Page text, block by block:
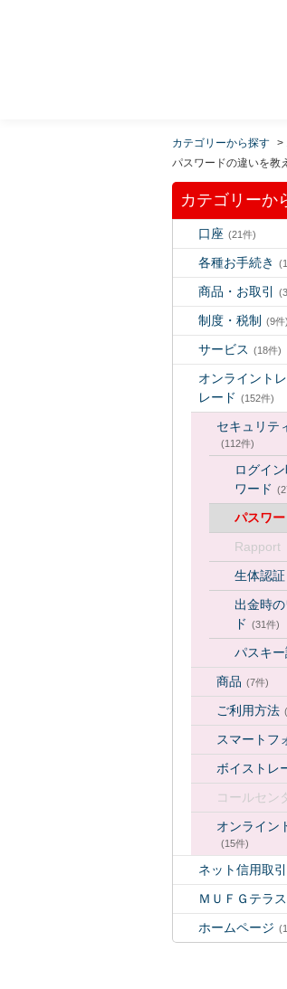
カテゴリーから探す >
パスワードの違いを教
カテゴリーか
口座 (21件)
各種お手続き
商品・お取引
制度・税制 (9件)
サービス (18件)
オンライント
レード (152件)
セキュリテ
(112件)
ログイ
ワード
パスワー
Rapport
生体認証
出金時
ド (31件)
パスキ
商品 (7件)
ご利用方法
スマートフ
ボイストレ
コールセン
オンライン
(15件)
ネット信用取引
ＭＵＦＧテラ
ホームページ